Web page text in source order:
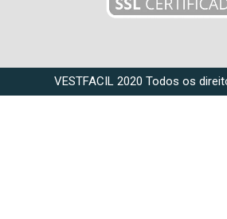
VESTFACIL 2020 Todos os